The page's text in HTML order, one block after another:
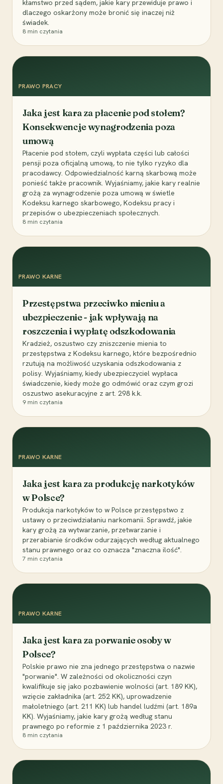
kłamstwo przed sądem, jakie kary przewiduje prawo i
dlaczego oskarżony może bronić się inaczej niż
świadek.
8 min czytania
PRAWO PRACY
Jaka jest kara za płacenie pod stołem?
Konsekwencje wynagrodzenia poza
umową
Płacenie pod stołem, czyli wypłata części lub całości
pensji poza oficjalną umową, to nie tylko ryzyko dla
pracodawcy. Odpowiedzialność karną skarbową może
ponieść także pracownik. Wyjaśniamy, jakie kary realnie
grożą za wynagrodzenie poza umową w świetle
Kodeksu karnego skarbowego, Kodeksu pracy i
przepisów o ubezpieczeniach społecznych.
8 min czytania
PRAWO KARNE
Przestępstwa przeciwko mieniu a
ubezpieczenie - jak wpływają na
roszczenia i wypłatę odszkodowania
Kradzież, oszustwo czy zniszczenie mienia to
przestępstwa z Kodeksu karnego, które bezpośrednio
rzutują na możliwość uzyskania odszkodowania z
polisy. Wyjaśniamy, kiedy ubezpieczyciel wypłaca
świadczenie, kiedy może go odmówić oraz czym grozi
oszustwo asekuracyjne z art. 298 k.k.
9 min czytania
PRAWO KARNE
Jaka jest kara za produkcję narkotyków
w Polsce?
Produkcja narkotyków to w Polsce przestępstwo z
ustawy o przeciwdziałaniu narkomanii. Sprawdź, jakie
kary grożą za wytwarzanie, przetwarzanie i
przerabianie środków odurzających według aktualnego
stanu prawnego oraz co oznacza "znaczna ilość".
7 min czytania
PRAWO KARNE
Jaka jest kara za porwanie osoby w
Polsce?
Polskie prawo nie zna jednego przestępstwa o nazwie
"porwanie". W zależności od okoliczności czyn
kwalifikuje się jako pozbawienie wolności (art. 189 KK),
wzięcie zakładnika (art. 252 KK), uprowadzenie
małoletniego (art. 211 KK) lub handel ludźmi (art. 189a
KK). Wyjaśniamy, jakie kary grożą według stanu
prawnego po reformie z 1 października 2023 r.
8 min czytania